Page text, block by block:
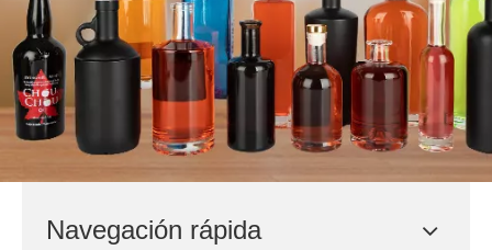
Navegación rápida